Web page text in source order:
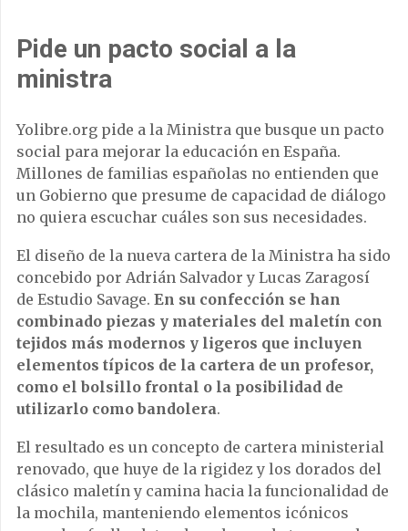
Pide un pacto social a la
ministra
Yolibre.org pide a la Ministra que busque un pacto
social para mejorar la educación en España.
Millones de familias españolas no entienden que
un Gobierno que presume de capacidad de diálogo
no quiera escuchar cuáles son sus necesidades.
El diseño de la nueva cartera de la Ministra ha sido
concebido por Adrián Salvador y Lucas Zaragosí
de Estudio Savage. En su confección se han
combinado piezas y materiales del maletín con
tejidos más modernos y ligeros que incluyen
elementos típicos de la cartera de un profesor,
como el bolsillo frontal o la posibilidad de
utilizarlo como bandolera.
El resultado es un concepto de cartera ministerial
renovado, que huye de la rigidez y los dorados del
clásico maletín y camina hacia la funcionalidad de
la mochila, manteniendo elementos icónicos